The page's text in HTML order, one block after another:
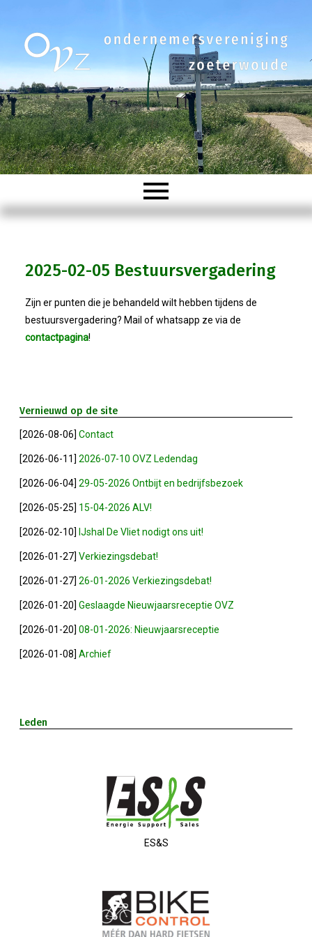
Organisatie
Bestuur
IJshal De Vliet Nodigt Ons Uit!
Geslaagde Nieuwjaarsreceptie OVZ
2025-01-02 Van De Voorzitter
Bezoek Aan Swetterhage
Winkeltijden Verruimd
Geslaagde Ledendag!
2024-05-15 Bestuursvergadering
Verslag Van ALV 2024
Nieuwjaarsreceptie In Sfeer
Mooi Bezoek Aan Mulder Shipyard
2025-02-05 Bestuursvergadering
Zijn er punten die je behandeld wilt hebben tijdens de
bestuursvergadering? Mail of whatsapp ze via de
contactpagina!
Vernieuwd op de site
[2026-08-06] Contact
[2026-06-11] 2026-07-10 OVZ Ledendag
[2026-06-04] 29-05-2026 Ontbijt en bedrijfsbezoek
[2026-05-25] 15-04-2026 ALV!
[2026-02-10] IJshal De Vliet nodigt ons uit!
[2026-01-27] Verkiezingsdebat!
[2026-01-27] 26-01-2026 Verkiezingsdebat!
[2026-01-20] Geslaagde Nieuwjaarsreceptie OVZ
[2026-01-20] 08-01-2026: Nieuwjaarsreceptie
[2026-01-08] Archief
Leden
ES&S